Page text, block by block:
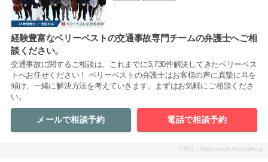
経験豊富なベリーベストの交通事故専門チームの弁護士へご相
談ください。
交通事故に関するご相談は、これまでに3,730件解決してきたベリーベス
トへお任せください！ ベリーベストの弁護士はお客様の声に真摯に耳を
傾け、一緒に解決方法を考えていきます。まずはお気軽にご相談くださ
い。
メールで相談予約 電話で相談予約
引用元：https://www.koutsujiko.jp